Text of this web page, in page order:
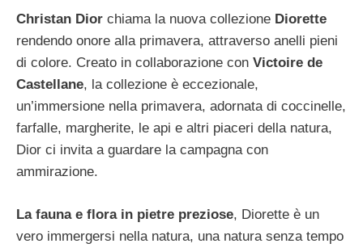
Christan Dior chiama la nuova collezione Diorette
rendendo onore alla primavera, attraverso anelli pieni
di colore. Creato in collaborazione con Victoire de
Castellane, la collezione è eccezionale,
un’immersione nella primavera, adornata di coccinelle,
farfalle, margherite, le api e altri piaceri della natura,
Dior ci invita a guardare la campagna con
ammirazione.
La fauna e flora in pietre preziose, Diorette è un
vero immergersi nella natura, una natura senza tempo